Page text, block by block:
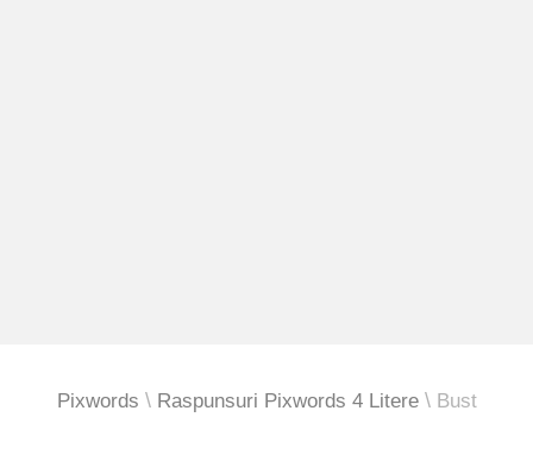
Pixwords Raspunsuri Pixwords 4 Litere Bust